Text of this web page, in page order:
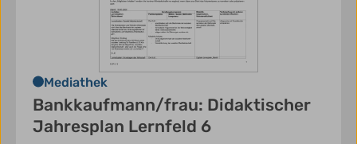
Mediathek
Bankkaufmann/frau: Didaktischer
Jahresplan Lernfeld 6